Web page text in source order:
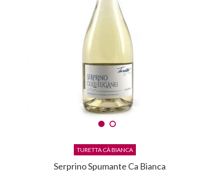
TURETTA CÀ BIANCA
Serprino Spumante Ca Bianca